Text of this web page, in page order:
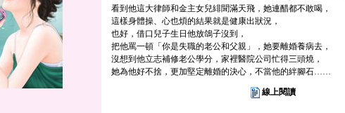
看到他這大律師和金主女兒緋聞滿天飛，她連醋都不敢喝，
這樣身體操、心也煩的結果就是健康出狀況，
也好，借口兒子生日他放鴿子沒到，
把他罵一頓「你是失職的老公和父親」，她要離婚養病去，
沒想到他立志補修老公學分，家裡醫院公司忙得三頭燒，
她為他好不捨，更加堅定離婚的決心，不當他的絆腳石……
線上閱讀